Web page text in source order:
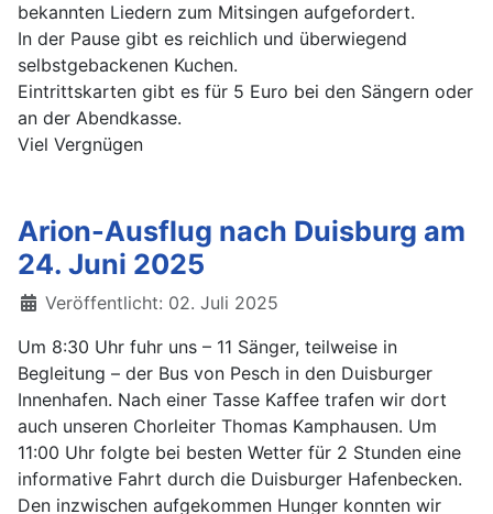
bekannten Liedern zum Mitsingen aufgefordert.
In der Pause gibt es reichlich und überwiegend
selbstgebackenen Kuchen.
Eintrittskarten gibt es für 5 Euro bei den Sängern oder
an der Abendkasse.
Viel Vergnügen
Arion-Ausflug nach Duisburg am
24. Juni 2025
Details
Veröffentlicht: 02. Juli 2025
Um 8:30 Uhr fuhr uns – 11 Sänger, teilweise in
Begleitung – der Bus von Pesch in den Duisburger
Innenhafen. Nach einer Tasse Kaffee trafen wir dort
auch unseren Chorleiter Thomas Kamphausen. Um
11:00 Uhr folgte bei besten Wetter für 2 Stunden eine
informative Fahrt durch die Duisburger Hafenbecken.
Den inzwischen aufgekommen Hunger konnten wir